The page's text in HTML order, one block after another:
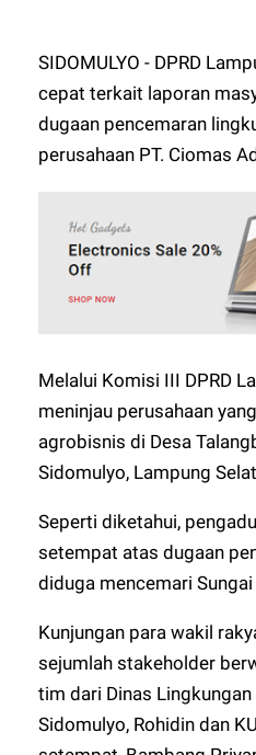
SIDOMULYO - DPRD
cepat terkait laporan
dugaan pencemaran
perusahaan PT. Ciomas
Melalui Komisi III DPRD
meninjau perusahaan
agrobisnis di Desa
Sidomulyo, Lampung
Seperti diketahui,
setempat atas dugaan
diduga mencemari
Kunjungan para wakil
sejumlah stakeholder
tim dari Dinas
Sidomulyo, Rohidin dan